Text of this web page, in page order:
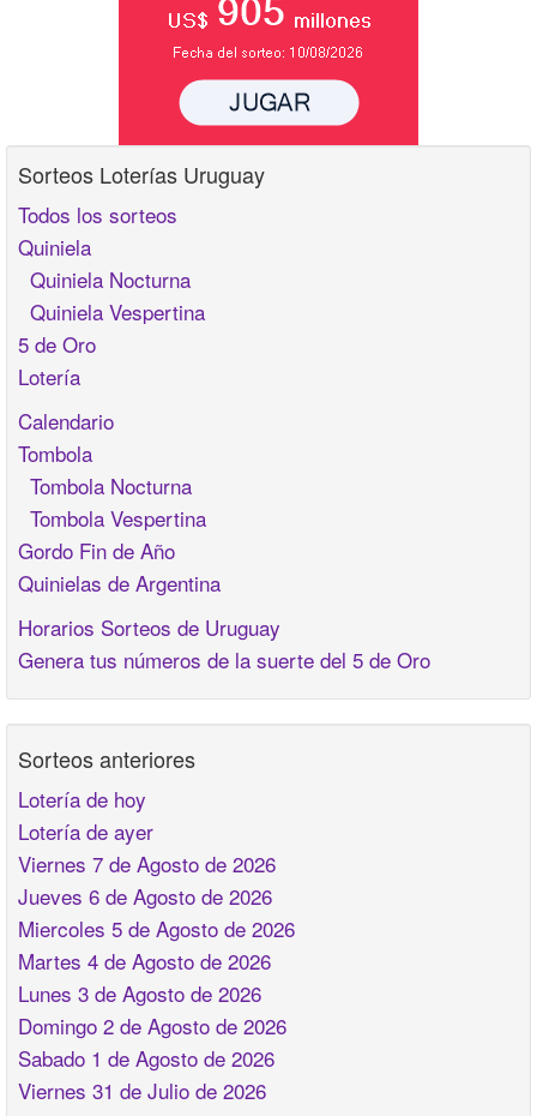
Sorteos Loterías Uruguay
Todos los sorteos
Quiniela
Quiniela Nocturna
Quiniela Vespertina
5 de Oro
Lotería
Calendario
Tombola
Tombola Nocturna
Tombola Vespertina
Gordo Fin de Año
Quinielas de Argentina
Horarios Sorteos de Uruguay
Genera tus números de la suerte del 5 de Oro
Sorteos anteriores
Lotería de hoy
Lotería de ayer
Viernes 7 de Agosto de 2026
Jueves 6 de Agosto de 2026
Miercoles 5 de Agosto de 2026
Martes 4 de Agosto de 2026
Lunes 3 de Agosto de 2026
Domingo 2 de Agosto de 2026
Sabado 1 de Agosto de 2026
Viernes 31 de Julio de 2026